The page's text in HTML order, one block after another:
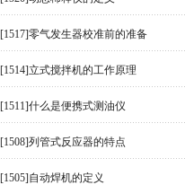
[1517]零气发生器校准前的准备
[1514]立式搅拌机的工作原理
[1511]什么是便携式测油仪
[1508]列管式反应器的特点
[1505]自动焊机的定义